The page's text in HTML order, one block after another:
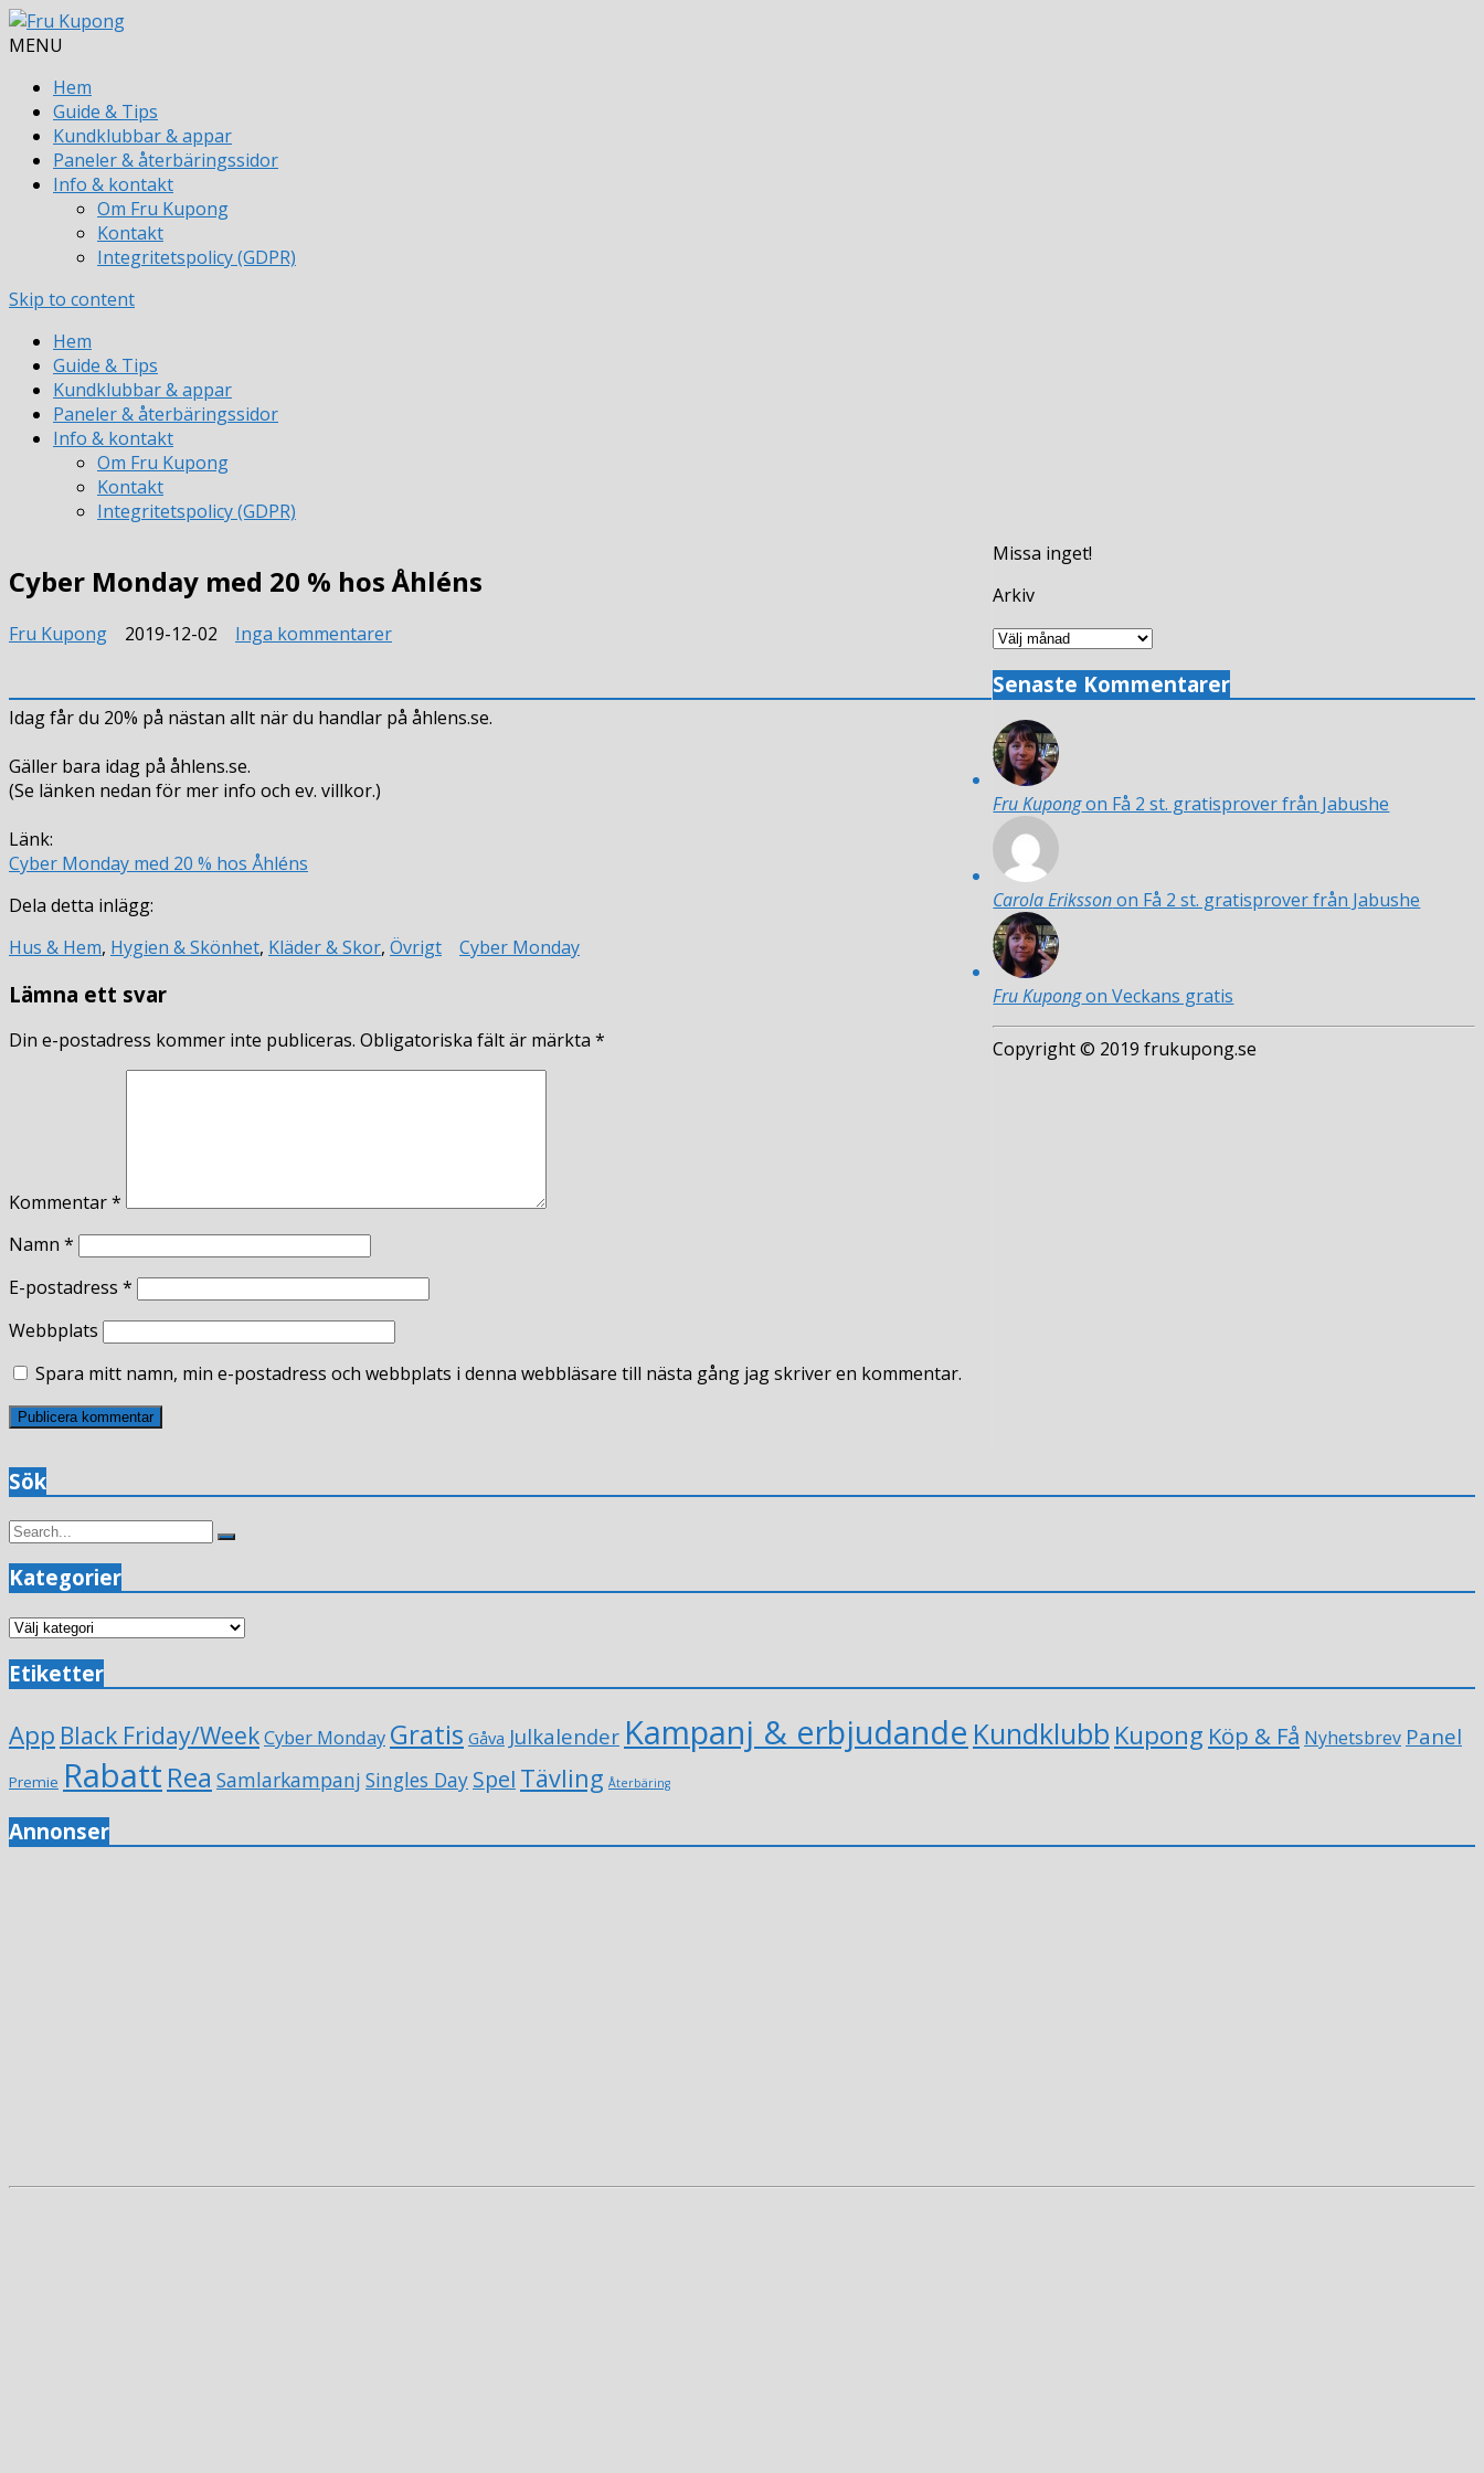
MENU
Hem
Guide & Tips
Kundklubbar & appar
Paneler & återbäringssidor
Info & kontakt
Om Fru Kupong
Kontakt
Integritetspolicy (GDPR)
Skip to content
Hem
Guide & Tips
Kundklubbar & appar
Paneler & återbäringssidor
Info & kontakt
Om Fru Kupong
Kontakt
Integritetspolicy (GDPR)
Cyber Monday med 20 % hos Åhléns
Fru Kupong 2019-12-02 Inga kommentarertill
med
20
Idag får du 20% på nästan allt när du handlar på åhlens.se.
Gäller bara idag på åhlens.se.
(Se länken nedan för mer info och ev. villkor.)
Länk:
Cyber Monday med 20 % hos Åhléns
Dela detta inlägg:
Hus & Hem, Hygien & Skönhet, Kläder & Skor, Övrigt Cyber Monday
Lämna ett svar
Din e-postadress kommer inte publiceras. Obligatoriska fält är märkta *
Kommentar*
Namn *
E-postadress *
Webbplats
Spara mitt namn, min e-postadress och webbplats i denna webbläsare till nästa gång jag skriver en kommentar.
Sök
Search
Search
Kategorier
Kategorier
Etiketter
App Black Friday/WeekCyber Monday Gratis Gåva Julkalender Kampanj & erbjudande Kundklubb Kupong Köp & Få Nyhetsbrev Panel
Premie Rabatt Rea Samlarkampanj Singles Day Spel Tävling Återbäring
Annonser
Missa inget!
Arkiv
Arkiv
Senaste Kommentarer
Fru Kupongon Få 2 st. gratisprover från Jabushe
Carola Erikssonon Få 2 st. gratisprover från Jabushe
Fru Kupongon Veckans gratis
Copyright © 2019 frukupong.se